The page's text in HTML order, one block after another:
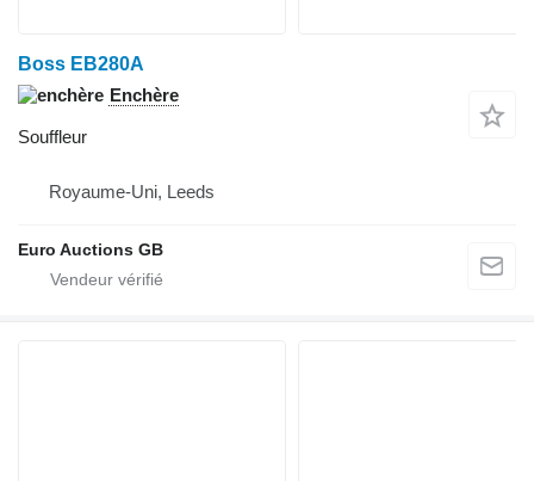
Boss EB280A
Enchère
Souffleur
Royaume-Uni, Leeds
Euro Auctions GB